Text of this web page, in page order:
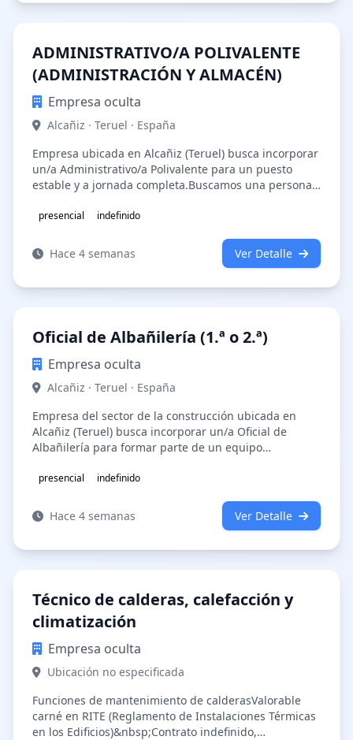
ADMINISTRATIVO/A POLIVALENTE
(ADMINISTRACIÓN Y ALMACÉN)
Empresa oculta
Alcañiz · Teruel · España
Empresa ubicada en Alcañiz (Teruel) busca incorporar
un/a Administrativo/a Polivalente para un puesto
estable y a jornada completa.Buscamos una persona
presencial indefinido
Hace 4 semanas Ver Detalle
Oficial de Albañilería (1.ª o 2.ª)
Empresa oculta
Alcañiz · Teruel · España
Empresa del sector de la construcción ubicada en
Alcañiz (Teruel) busca incorporar un/a Oficial de
Albañilería para formar parte de un equipo
presencial indefinido
Hace 4 semanas Ver Detalle
Técnico de calderas, calefacción y
climatización
Empresa oculta
Ubicación no especificada
Funciones de mantenimiento de calderasValorable
carné en RITE (Reglamento de Instalaciones Térmicas
en los Edificios)&nbsp;Contrato indefinido,